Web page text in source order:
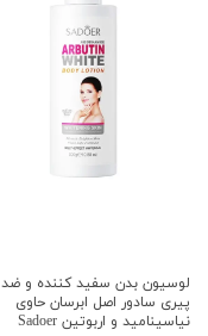
لوسیون بدن سفید کننده و ضد
پیری سادور اصل ابرسان حاوی
نیاسینامید و اربوتین Sadoer